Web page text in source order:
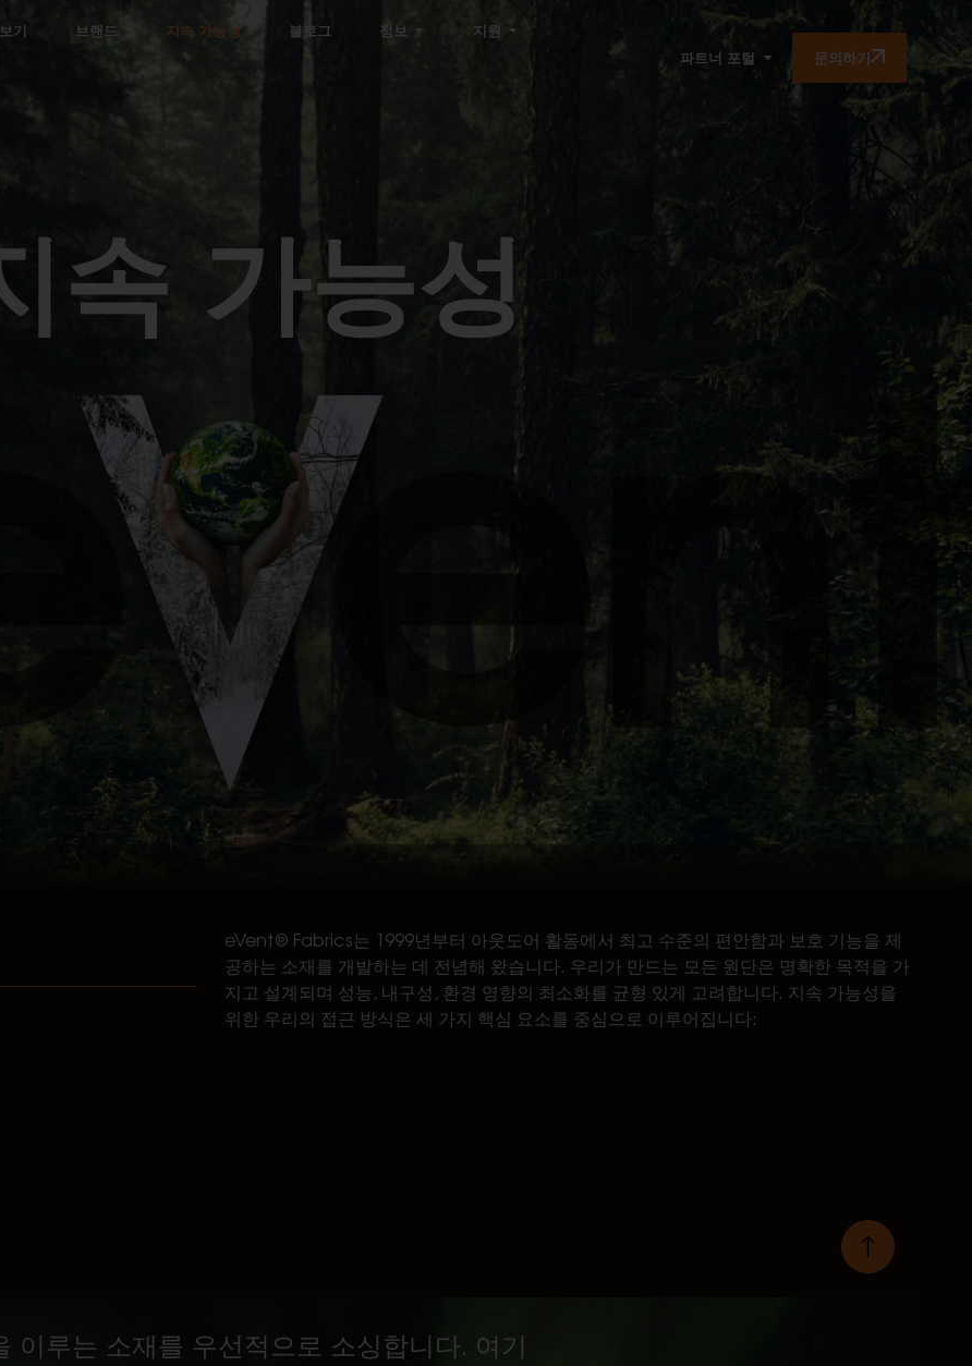
기 브랜드 지속 가능성 블로그 정보
지원
파트너 포털
문의하기
속 가능성
eVent® Fabrics는 1999년부터 아웃도어 활동에서 최고 수준의 편안함과 보호 기능을 제
공하는 소재를 개발하는 데 전념해 왔습니다. 우리가 만드는 모든 원단은 명확한 목적을 가
지고 설계되며 성능, 내구성, 환경 영향의 최소화를 균형 있게 고려합니다. 지속 가능성을
위한 우리의 접근 방식은 세 가지 핵심 요소를 중심으로 이루어집니다:
이루는 소재를 우선적으로 소싱합니다. 여기